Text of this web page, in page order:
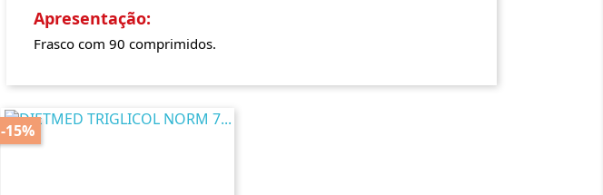
Apresentação:
Frasco com 90 comprimidos.
-15%